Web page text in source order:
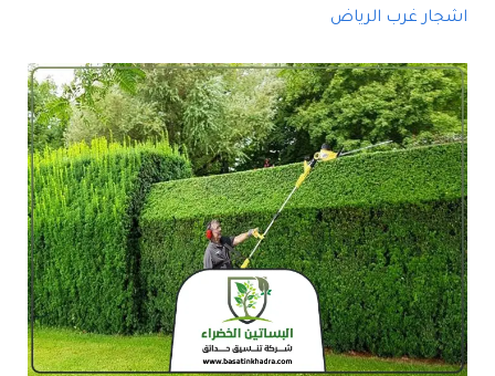
اشجار غرب الرياض